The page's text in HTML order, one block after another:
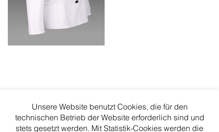
Unsere Website benutzt Cookies, die für den
technischen Betrieb der Website erforderlich sind und
stets gesetzt werden. Mit Statistik-Cookies werden die